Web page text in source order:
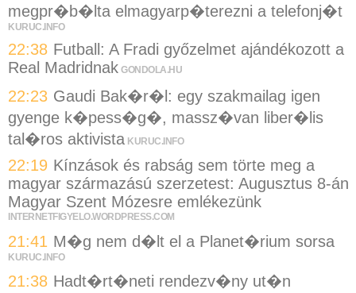
megpr�b�lta elmagyarp�terezni a telefonj�t
KURUC.INFO
22:38 Futball: A Fradi győzelmet ajándékozott a
Real Madridnak GONDOLA.HU
22:23 Gaudi Bak�r�l: egy szakmailag igen
gyenge k�pess�g�, massz�van liber�lis
tal�ros aktivista KURUC.INFO
22:19 Kínzások és rabság sem törte meg a
magyar származású szerzetest: Augusztus 8-án
Magyar Szent Mózesre emlékezünk
INTERNETFIGYELO.WORDPRESS.COM
21:41 M�g nem d�lt el a Planet�rium sorsa
KURUC.INFO
21:38 Hadt�rt�neti rendezv�ny ut�n